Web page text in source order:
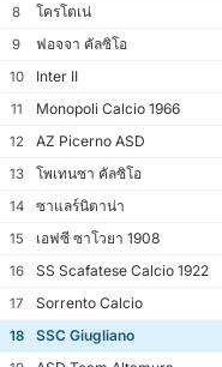
8
โครโตเน่
9
ฟอจจา คัลซิโอ
10
Inter II
11
Monopoli Calcio 1966
12
AZ Picerno ASD
13
โพเทนซา คัลซิโอ
14
ซาแลร์นิตาน่า
15
เอฟซี ซาโวยา 1908
16
SS Scafatese Calcio 1922
17
Sorrento Calcio
18
SSC Giugliano